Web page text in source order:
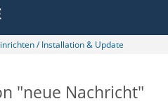
/ Installation & Update
"neue Nachricht"